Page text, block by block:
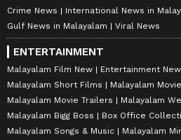
Crime News
International News in
Gulf News in Malayalam
Viral News
ENTERTAINMENT
Malayalam Film New
Entertainment
Malayalam Short Films
Malayalam
Malayalam Movie Trailers
Malayalam
Malayalam Bigg Boss
Box Office
Malayalam Songs & Music
Malayalam